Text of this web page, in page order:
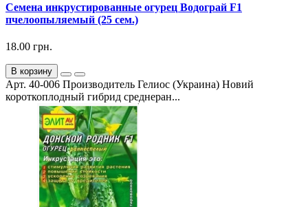
Семена инкрустированные огурец Водограй F1
пчелоопыляемый (25 сем.)
18.00 грн.
В корзину
Арт. 40-006 Производитель Гелиос (Украина) Новий
короткоплодный гибрид среднеран...